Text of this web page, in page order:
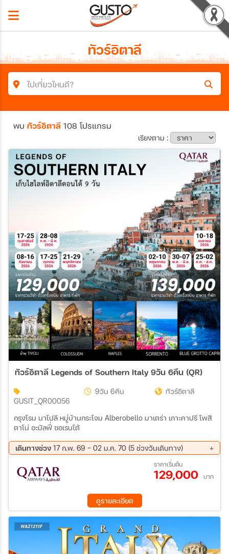
ทัวร์อิตาลี
ไปเที่ยวไหนดี?
ประเทศ
สายการบิน
ตั้งแต่วันที่
ถึงวันที่
เฉพาะเดือน
เฉพาะเทศกาล
ระหว่าง
พบ ทัวร์อิตาลี 108 โปรแกรม
เรียงตาม :
ทัวร์อิตาลี Legends of Southern Italy 9วัน 6คืน (QR)
GUSIT_QR00056
9วัน 6คืน ทัวร์อิตาลี
กรุงโรม นาโปลี หมู่บ้านกระโจม Alberobello มาเตร่า เกาะคาปรี โพสิ
ตาโน่ อะมัลฟี่ ซอเรนโต้
เดินทางช่วง 17 ก.พ. 69 - 02 ม.ค. 70 (5 ช่วงวันเดินทาง)
17 ต.ค. 69 - 25 ต.ค. 69
21 พ.ย. 69 - 29 พ.ย. 69
05 ธ.ค. 69 - 13 ธ.ค. 69
25 ธ.ค. 69 - 02 ม.ค. 70
ราคาเริ่มต้น
129,000 บาท
ดูรายละเอียด